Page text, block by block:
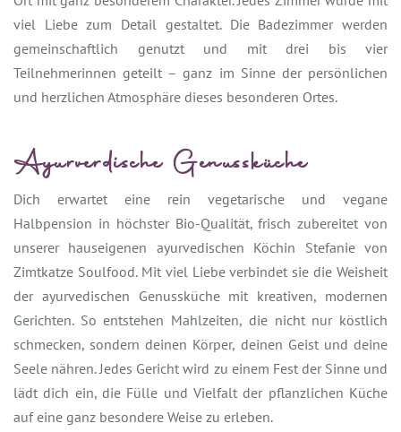
viel Liebe zum Detail gestaltet. Die Badezimmer werden
gemeinschaftlich genutzt und mit drei bis vier
Teilnehmerinnen geteilt – ganz im Sinne der persönlichen
und herzlichen Atmosphäre dieses besonderen Ortes.
Ayurverdische Genussküche
Dich erwartet eine rein vegetarische und vegane
Halbpension in höchster Bio-Qualität, frisch zubereitet von
unserer hauseigenen ayurvedischen Köchin Stefanie von
Zimtkatze Soulfood. Mit viel Liebe verbindet sie die Weisheit
der ayurvedischen Genussküche mit kreativen, modernen
Gerichten. So entstehen Mahlzeiten, die nicht nur köstlich
schmecken, sondern deinen Körper, deinen Geist und deine
Seele nähren. Jedes Gericht wird zu einem Fest der Sinne und
lädt dich ein, die Fülle und Vielfalt der pflanzlichen Küche
auf eine ganz besondere Weise zu erleben.